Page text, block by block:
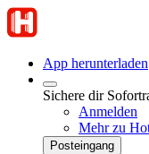
App herunterladen
Sichere dir
Anmelden
Mehr zu
Posteingang